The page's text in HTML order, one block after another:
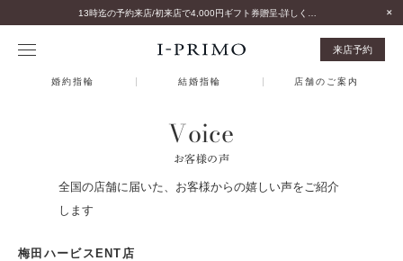
来店予約
婚約指輪 結婚指輪 店舗のご案内
Voice
お客様の声
全国の店舗に届いた、お客様からの嬉しい声をご紹介
します
梅田ハービスENT店